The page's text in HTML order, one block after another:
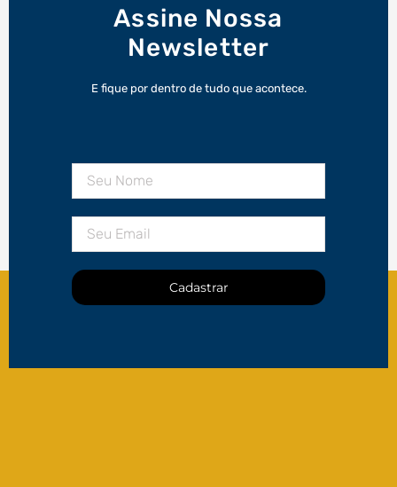
Assine Nossa
Newsletter
E fique por dentro de tudo que acontece.
Cadastrar